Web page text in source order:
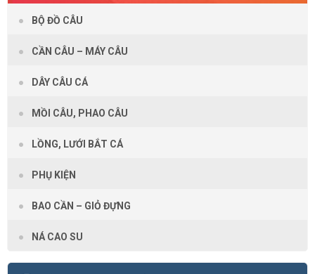
BỘ ĐỒ CÂU
CẦN CÂU – MÁY CÂU
DÂY CÂU CÁ
MỒI CÂU, PHAO CÂU
LỒNG, LƯỚI BẮT CÁ
PHỤ KIỆN
BAO CẦN – GIỎ ĐỰNG
NÁ CAO SU